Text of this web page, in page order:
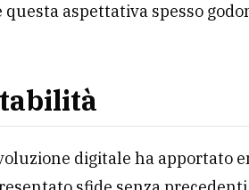
aspettativa spesso
digitale ha apportato